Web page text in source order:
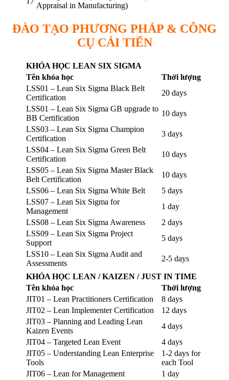
Appraisal in Manufacturing)
ĐÀO TẠO PHƯƠNG PHÁP & CÔNG
CỤ CẢI TIẾN
KHÓA HỌC LEAN SIX SIGMA
Tên khóa học
Thời lượng
LSS01 – Lean Six Sigma Black Belt
Certification
20 days
LSS01 – Lean Six Sigma GB upgrade to
BB Certification
10 days
LSS03 – Lean Six Sigma Champion
Certification
3 days
LSS04 – Lean Six Sigma Green Belt
Certification
10 days
LSS05 – Lean Six Sigma Master Black
Belt Certification
10 days
LSS06 – Lean Six Sigma White Belt
5 days
LSS07 – Lean Six Sigma for
Management
1 day
LSS08 – Lean Six Sigma Awareness
2 days
LSS09 – Lean Six Sigma Project
Support
5 days
LSS10 – Lean Six Sigma Audit and
Assessments
2-5 days
KHÓA HỌC LEAN / KAIZEN / JUST IN TIME
Tên khóa học
Thời lượng
JIT01 – Lean Practitioners Certification
8 days
JIT02 – Lean Implementer Certification
12 days
JIT03 – Planning and Leading Lean
Kaizen Events
4 days
JIT04 – Targeted Lean Event
4 days
JIT05 – Understanding Lean Enterprise
Tools
1-2 days for
each Tool
JIT06 – Lean for Management
1 day